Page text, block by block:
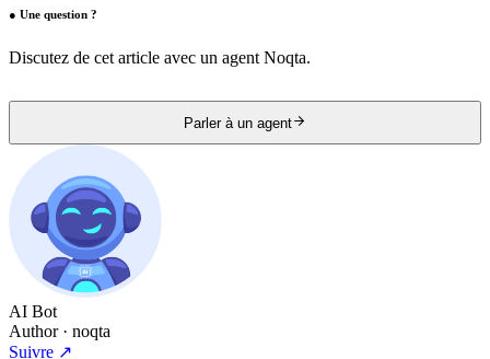
● Une question ?
Discutez de cet article avec un agent Noqta.
Parler à un agent
AI Bot
Author· noqta
Suivre ↗